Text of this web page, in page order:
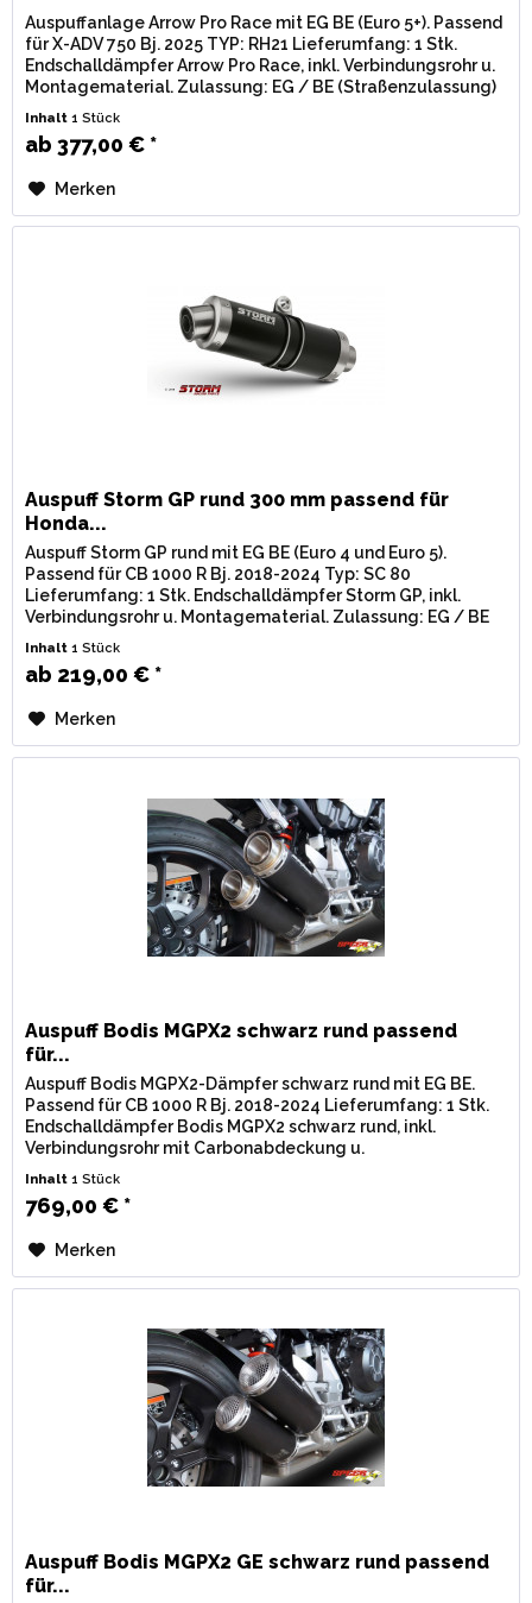
Auspuffanlage Arrow Pro Race mit EG BE (Euro 5+). Passend
für X-ADV 750 Bj. 2025 TYP: RH21 Lieferumfang: 1 Stk.
Endschalldämpfer Arrow Pro Race, inkl. Verbindungsrohr u.
Montagematerial. Zulassung: EG / BE (Straßenzulassung)
Inhalt1 Stück
ab 377,00 € *
Merken
Auspuff Storm GP rund 300 mm passend für
Honda...
Auspuff Storm GP rund mit EG BE (Euro 4 und Euro 5).
Passend für CB 1000 R Bj. 2018-2024 Typ: SC 80
Lieferumfang: 1 Stk. Endschalldämpfer Storm GP, inkl.
Verbindungsrohr u. Montagematerial. Zulassung: EG / BE
(Straßenzulassung) mit...
Inhalt1 Stück
ab 219,00 € *
Merken
Auspuff Bodis MGPX2 schwarz rund passend
für...
Auspuff Bodis MGPX2-Dämpfer schwarz rund mit EG BE.
Passend für CB 1000 R Bj. 2018-2024 Lieferumfang: 1 Stk.
Endschalldämpfer Bodis MGPX2 schwarz rund, inkl.
Verbindungsrohr mit Carbonabdeckung u.
Montagematerial. Zulassung: EG / BE...
Inhalt1 Stück
769,00 € *
Merken
Auspuff Bodis MGPX2 GE schwarz rund passend
für...